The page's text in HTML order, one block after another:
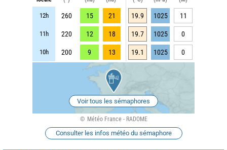
12h 260 15 21 19.9 1025 11
11h 220 12 18 19.7 1025 0
10h 200 9 13 19.1 1025 0
Voir tous les sémaphores
Météo France - RADOME
Consulter les infos météo du sémaphore